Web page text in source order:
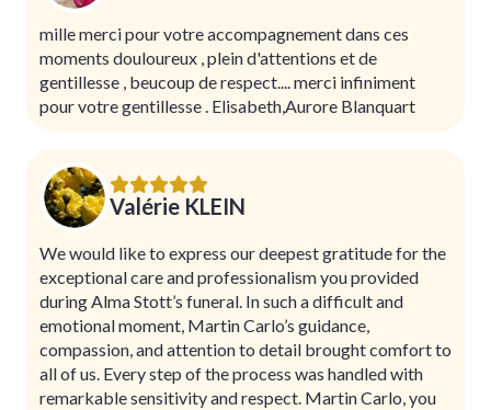
mille merci pour votre accompagnement dans ces
moments douloureux , plein d'attentions et de
gentillesse , beucoup de respect.... merci infiniment
pour votre gentillesse . Elisabeth,Aurore Blanquart
Valérie KLEIN
We would like to express our deepest gratitude for the
exceptional care and professionalism you provided
during Alma Stott’s funeral. In such a difficult and
emotional moment, Martin Carlo’s guidance,
compassion, and attention to detail brought comfort to
all of us. Every step of the process was handled with
remarkable sensitivity and respect. Martin Carlo, you